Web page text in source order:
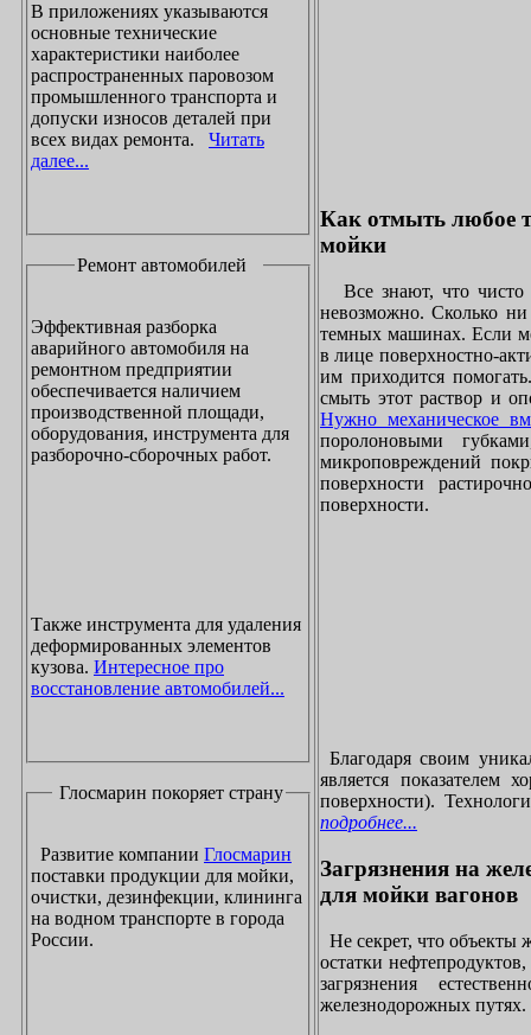
В приложениях указываются
основные технические
характеристики наиболее
распространенных паровозом
промышленного транспорта и
допуски износов деталей при
всех видах ремонта. Читать
далее...
Ремонт автомобилей
Эффективная разборка
аварийного автомобиля на
ремонтном предприятии
обеспечивается наличием
производственной площади,
оборудования, инструмента для
разборочно-сборочных работ.
Также инструмента для удаления
деформированных элементов
кузова. Интересное про
восстановление автомобилей...
Глосмарин покоряет страну
Развитие компании Глосмарин
поставки продукции для мойки,
очистки, дезинфекции, клининга
на водном транспорте в города
России.
Как отмыть любое
мойки
Все знают, что чисто
невозможно. Сколько
темных машинах. Если
в лице поверхностно-
им приходится
смыть этот раствор и
Нужно механическое
поролоновыми
микроповреждений
поверхности
поверхности.
Благодаря своим
является показателем
поверхности).
подробнее...
Загрязнения на
для мойки вагонов
Не секрет, что объекты
остатки нефтепродуктов,
загрязнения
железнодорожных путях.